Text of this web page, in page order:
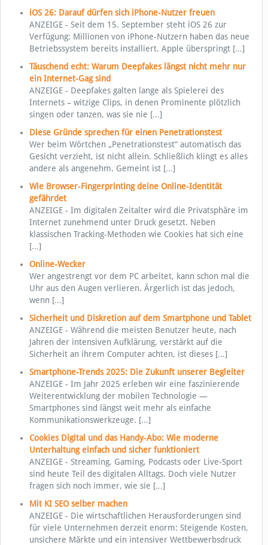
iOS 26: Darauf dürfen sich iPhone-Nutzer freuen
ANZEIGE - Seit dem 15. September steht iOS 26 zur
Verfügung: Millionen von iPhone-Nutzern haben das neue
Betriebssystem bereits installiert. Apple überspringt[…]
Täuschend echt: Warum Deepfakes längst nicht mehr nur
ein Internet-Gag sind
ANZEIGE - Deepfakes galten lange als Spielerei des
Internets – witzige Clips, in denen Prominente plötzlich
singen oder tanzen, was sie nie […]
Diese Gründe sprechen für einen Penetrationstest
Wer beim Wörtchen „Penetrationstest“ automatisch das
Gesicht verzieht, ist nicht allein. Schließlich klingt es alles
andere als angenehm. Gemeint ist[…]
Wie Browser-Fingerprinting deine Online-Identität
gefährdet
ANZEIGE - Im digitalen Zeitalter wird die Privatsphäre im
Internet zunehmend unter Druck gesetzt. Neben
klassischen Tracking-Methoden wie Cookies hat sich eine
[…]
Online-Wecker
Wer angestrengt vor dem PC arbeitet, kann schon mal die
Uhr aus den Augen verlieren. Ärgerlich ist das jedoch,
wenn […]
Sicherheit und Diskretion auf dem Smartphone und Tablet
ANZEIGE - Während die meisten Benutzer heute, nach
Jahren der intensiven Aufklärung, verstärkt auf die
Sicherheit an ihrem Computer achten, ist dieses[…]
Smartphone-Trends 2025: Die Zukunft unserer Begleiter
ANZEIGE - Im Jahr 2025 erleben wir eine faszinierende
Weiterentwicklung der mobilen Technologie —
Smartphones sind längst weit mehr als einfache
Kommunikationswerkzeuge. […]
Cookies Digital und das Handy-Abo: Wie moderne
Unterhaltung einfach und sicher funktioniert
ANZEIGE - Streaming, Gaming, Podcasts oder Live-Sport
sind heute Teil des digitalen Alltags. Doch viele Nutzer
fragen sich noch immer, wie sie […]
Mit KI SEO selber machen
ANZEIGE - Die wirtschaftlichen Herausforderungen sind
für viele Unternehmen derzeit enorm: Steigende Kosten,
unsichere Märkte und ein intensiver Wettbewerbsdruck